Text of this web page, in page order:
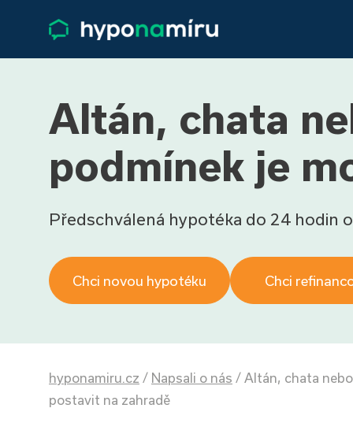
Altán, chata
podmínek je
Předschválená hypotéka do 24 hodin
Chci novou hypotéku Chci
hyponamiru.cz / Napsali o nás / Altán, chata
postavit na zahradě